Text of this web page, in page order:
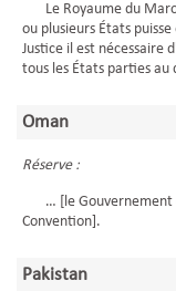
Le Royaume du
ou plusieurs États
Justice il est nécessaire
tous les États parties au
Oman
Réserve :
… [le Gouvernement
Convention].
Pakistan